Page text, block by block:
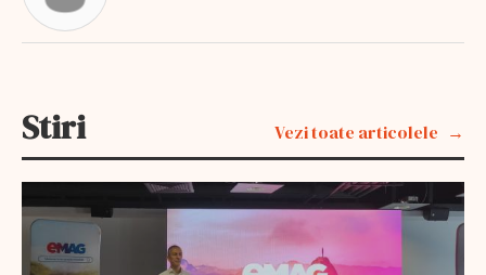
Stiri Vezi toate articolele